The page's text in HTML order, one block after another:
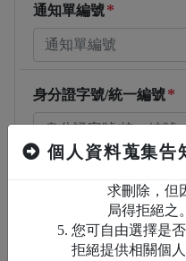
通知單編號*
身分證字號/統一編號*
個人資料蒐集告
用方式。
依據個人資料保
定，您得就個人
本，而本局
若您的個人
整，惟依法
求刪除，但
局得拒絕之。
您可自由選擇是
拒絕提供相關個